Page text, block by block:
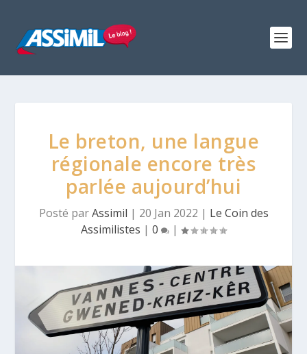
Le breton, une langue
régionale encore très
parlée aujourd’hui
Posté parAssimil | 20 Jan 2022 | Le Coin des
Assimilistes | 0 |